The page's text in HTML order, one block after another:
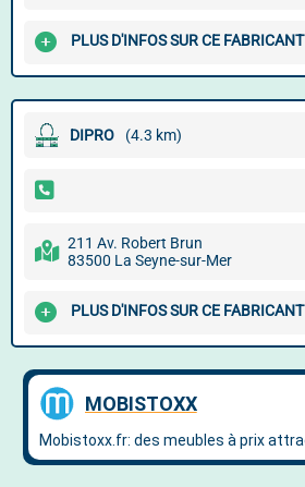
PLUS D'INFOS SUR CE FABRICANT
DIPRO (4.3 km)
211 Av. Robert Brun
83500 La Seyne-sur-Mer
PLUS D'INFOS SUR CE FABRICANT